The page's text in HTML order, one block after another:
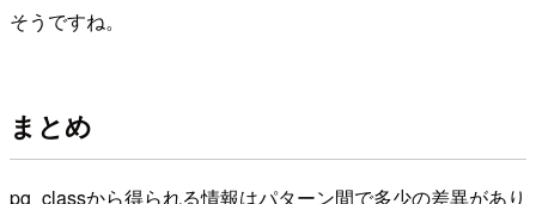
そうですね。
まとめ
pg_classから得られる情報はパターン間で多少の差異があり